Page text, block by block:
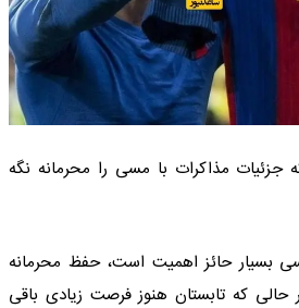
جزئیات مذاکرات با مسی را محرمانه نگه
بسیار حائز اهمیت است، حفظ محرمانه
که تابستان هنوز فرصت زیادی باقی